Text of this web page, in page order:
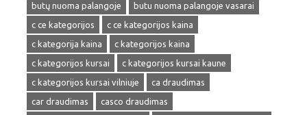
butų nuoma palangoje
butu nuoma palangoje vasarai
c ce kategorijos
c ce kategorijos kaina
c kategorija kaina
c kategorijos kaina
c kategorijos kursai
c kategorijos kursai kaune
c kategorijos kursai vilniuje
ca draudimas
car draudimas
casco draudimas